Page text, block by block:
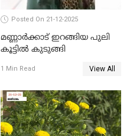
Posted On 21-12-2025
മണ്ണാർക്കാട് ഇറങ്ങിയ പുലി
കൂട്ടിൽ കുടുങ്ങി
1 Min Read View All